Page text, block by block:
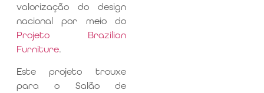
valorização do design
nacional por meio do
Projeto Brazilian
Furniture.
Este projeto trouxe
para o Salão de